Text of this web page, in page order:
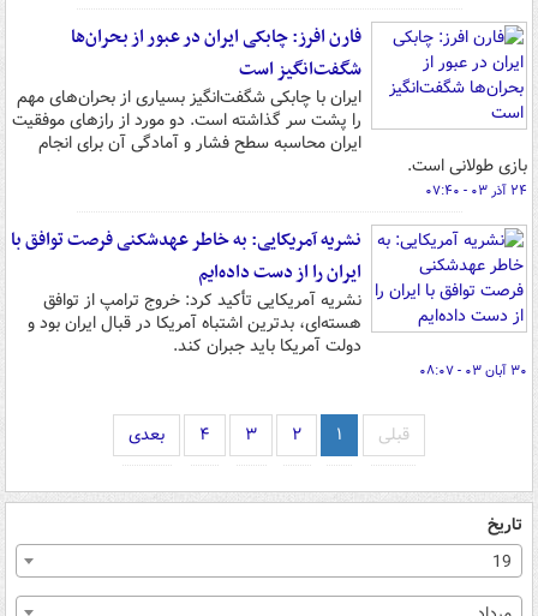
فارن افرز: چابکی ایران در عبور از بحران‌ها
شگفت‌انگیز است
ایران با چابکی شگفت‌انگیز بسیاری از بحران‌های مهم
را پشت سر گذاشته است. دو مورد از رازهای موفقیت
ایران محاسبه سطح فشار و آمادگی آن برای انجام
بازی طولانی است.
۲۴ آذر ۰۳ - ۰۷:۴۰
نشریه آمریکایی: به خاطر عهدشکنی فرصت توافق با
ایران را از دست داده‌ایم
نشریه آمریکایی تأکید کرد: خروج ترامپ از توافق
هسته‌‏ای، بدترین اشتباه آمریکا در قبال ایران بود و
دولت آمریکا باید جبران کند.
۳۰ آبان ۰۳ - ۰۸:۰۷
قبلی ۱ ۲ ۳ ۴ بعدی
تاریخ
19